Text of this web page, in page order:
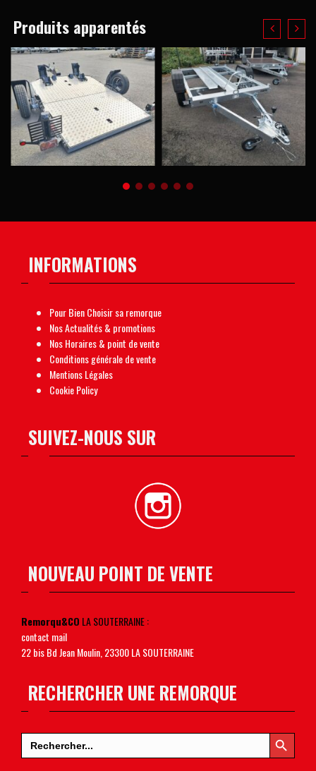
Produits apparentés
INFORMATIONS
Pour Bien Choisir sa remorque
Nos Actualités & promotions
Nos Horaires & point de vente
Conditions générale de vente
Mentions Légales
Cookie Policy
SUIVEZ-NOUS SUR
NOUVEAU POINT DE VENTE
Remorqu&CO LA SOUTERRAINE :
contact mail
22 bis Bd Jean Moulin, 23300 LA SOUTERRAINE
RECHERCHER UNE REMORQUE
Search
for:
Search Button